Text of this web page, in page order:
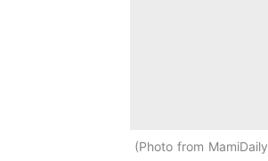
Photo from MamiDaily